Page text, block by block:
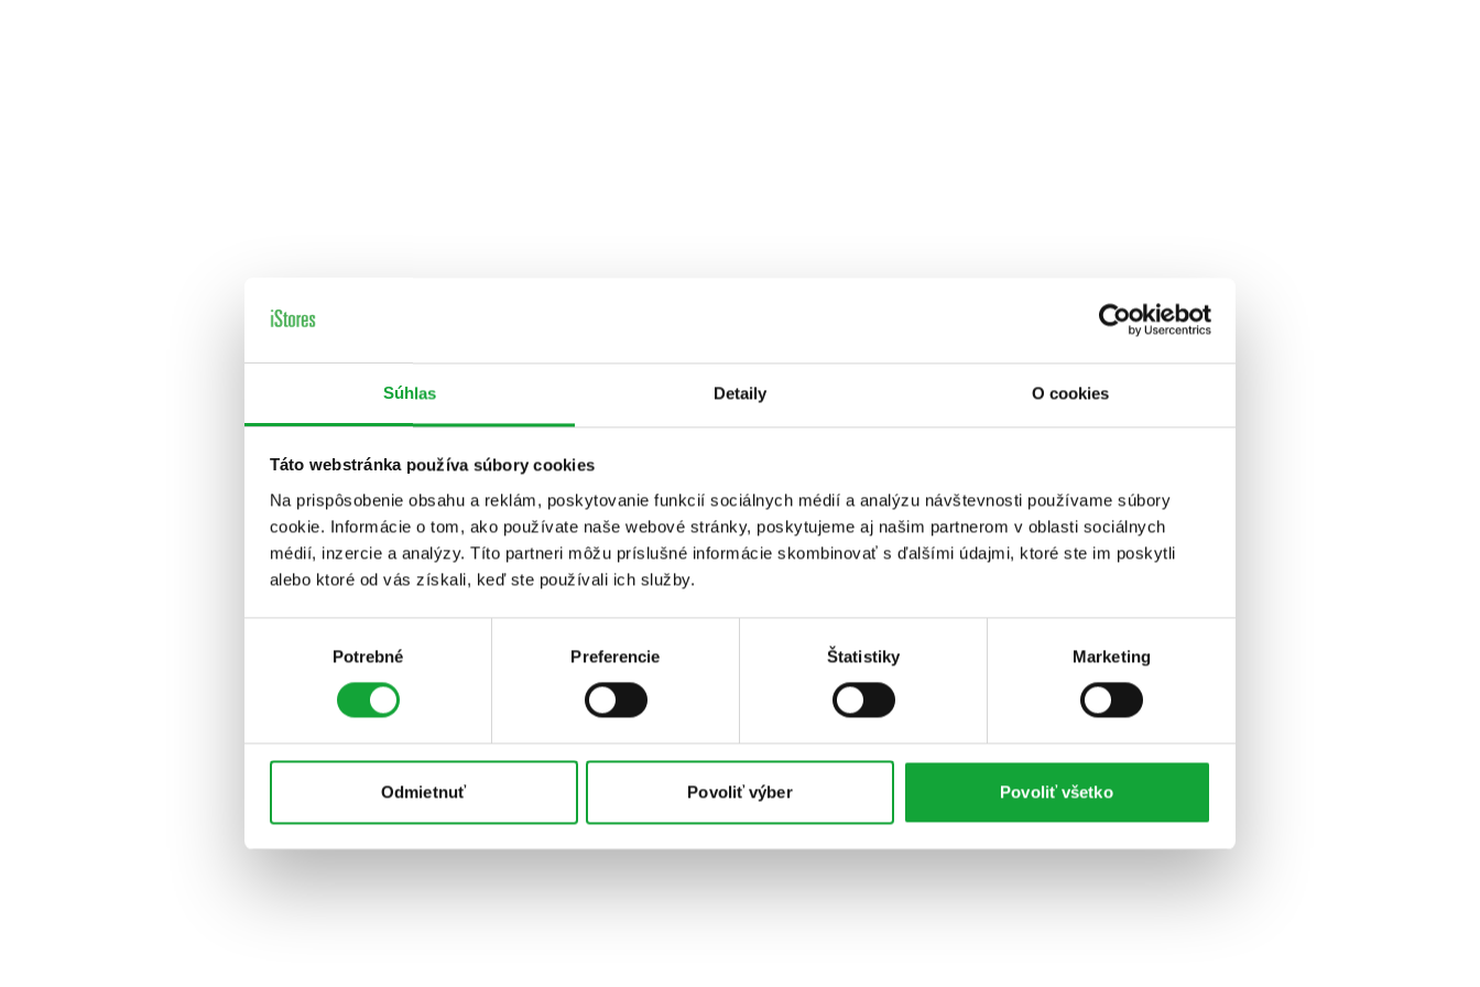
Súhlas Detaily O cookies
Táto webstránka používa súbory cookies
Na prispôsobenie obsahu a reklám, poskytovanie funkcií sociálnych médií a analýzu návštevnosti používame súbory
cookie. Informácie o tom, ako používate naše webové stránky, poskytujeme aj našim partnerom v oblasti sociálnych
médií, inzercie a analýzy. Títo partneri môžu príslušné informácie skombinovať s ďalšími údajmi, ktoré ste im poskytli
alebo ktoré od vás získali, keď ste používali ich služby.
Potrebné Preferencie Štatistiky Marketing
Odmietnuť Povoliť výber Povoliť všetko